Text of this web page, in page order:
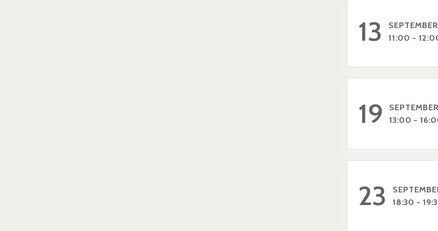
13
SEPTEMBER
11:00 -
19
SEPTEMBER
13:00 -
23
18:30 -